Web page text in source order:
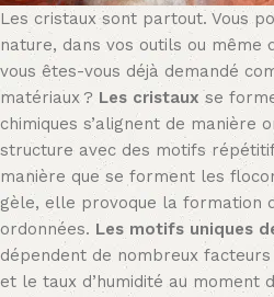
Les cristaux sont partout. Vous
nature, dans vos outils ou même
vous êtes-vous déjà demandé
matériaux ? Les cristaux se
chimiques s’alignent de manière
structure avec des motifs
manière que se forment les
gèle, elle provoque la formation
ordonnées. Les motifs uniques
dépendent de nombreux
et le taux d’humidité au moment